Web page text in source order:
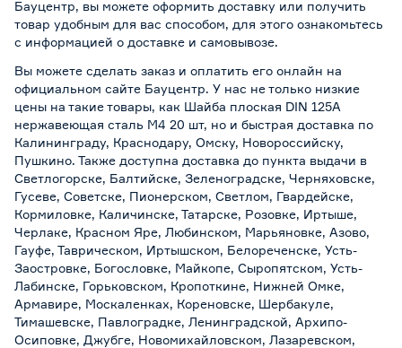
Бауцентр, вы можете оформить доставку или получить
товар удобным для вас способом, для этого ознакомьтесь
с информацией о доставке и самовывозе.
Вы можете сделать заказ и оплатить его онлайн на
официальном сайте Бауцентр. У нас не только низкие
цены на такие товары, как Шайба плоская DIN 125A
нержавеющая сталь М4 20 шт, но и быстрая доставка по
Калининграду, Краснодару, Омску, Новороссийску,
Пушкино. Также доступна доставка до пункта выдачи в
Светлогорске, Балтийске, Зеленоградске, Черняховске,
Гусеве, Советске, Пионерском, Светлом, Гвардейске,
Кормиловке, Каличинске, Татарске, Розовке, Иртыше,
Черлаке, Красном Яре, Любинском, Марьяновке, Азово,
Гауфе, Таврическом, Иртышском, Белореченске, Усть-
Заостровке, Богословке, Майкопе, Сыропятском, Усть-
Лабинске, Горьковском, Кропоткине, Нижней Омке,
Армавире, Москаленках, Кореновске, Шербакуле,
Тимашевске, Павлоградке, Ленинградской, Архипо-
Осиповке, Джубге, Новомихайловском, Лазаревском,